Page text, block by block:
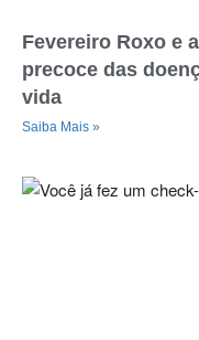
Fevereiro Roxo e
precoce das
vida
Saiba Mais »